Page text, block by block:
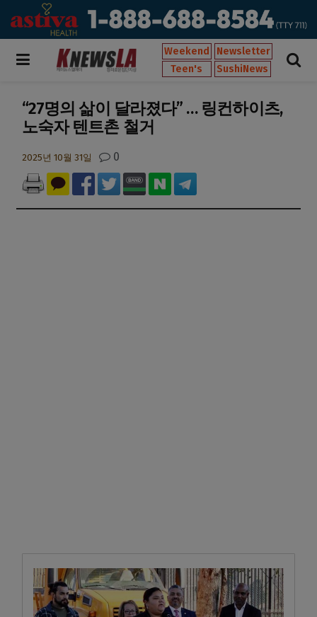
Weekend
Newsletter
Teen's
SushiNews
“27명의 삶이 달라졌다” … 링컨하이츠,
노숙자 텐트촌 철거
2025년 10월 31일 0